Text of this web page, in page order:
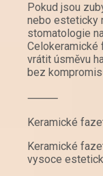
Pokud jsou
nebo esteticky
stomatologie
Celokeramické
vrátit úsměvu
bez
⸻
Keramické
Keramické
vysoce